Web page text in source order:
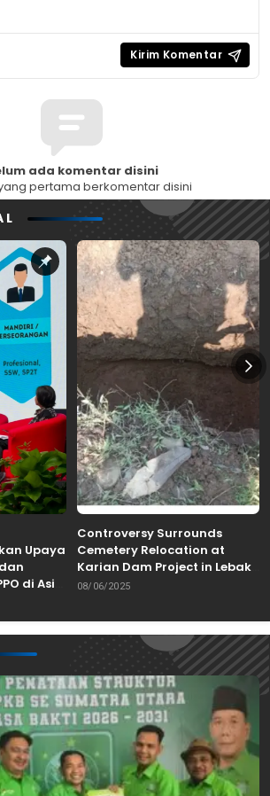
ada komentar disini
pertama berkomentar disini
Upaya
di Asia
Controversy Surrounds
Cemetery Relocation at
Karian Dam Project in Lebak,
Banten
08/06/2025